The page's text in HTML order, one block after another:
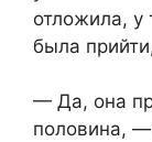
отложила, у
была
— Да, она
половина,